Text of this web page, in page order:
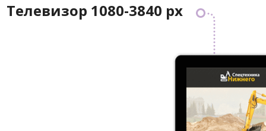
Телевизор 1080-3840 px